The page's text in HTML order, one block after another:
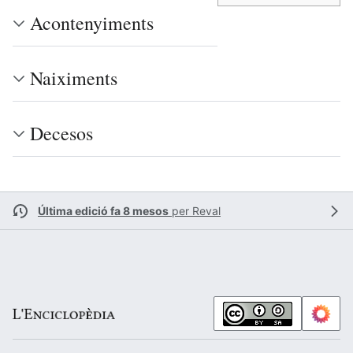
Acontenyiments
Naiximents
Decesos
Última edició fa 8 mesos per Reval